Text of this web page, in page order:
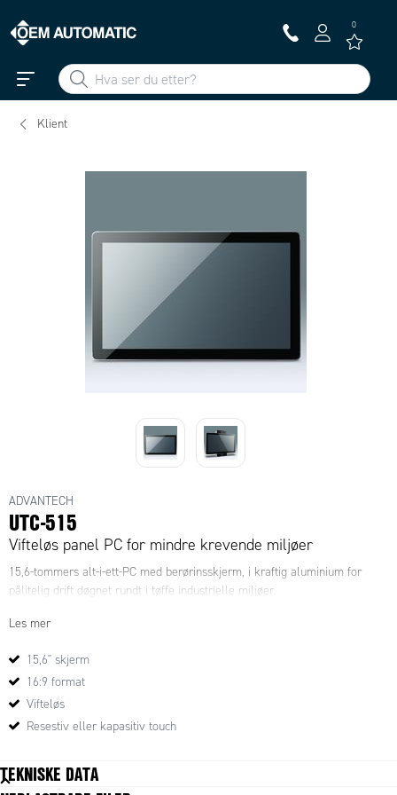
0
Klient
ADVANTECH
UTC-515
Vifteløs panel PC for mindre krevende miljøer
15,6-tommers alt-i-ett-PC med berørinsskjerm, i kraftig aluminium for
pålitelig drift døgnet rundt i tøffe industrielle miljøer.
Les mer
15,6" skjerm
16:9 format
Vifteløs
Resestiv eller kapasitiv touch
TEKNISKE DATA